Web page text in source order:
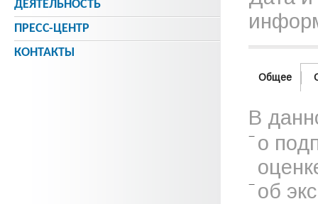
Общее
В
о
об
ДЕЯТЕЛЬНОСТЬ
ПРЕСС-ЦЕНТР
КОНТАКТЫ